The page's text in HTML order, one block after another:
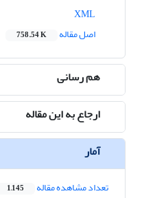
اصل مقاله
758.54 K
هم رسانی
ارجاع به این مقاله
آمار
تعداد مشاهده مقاله 1,145